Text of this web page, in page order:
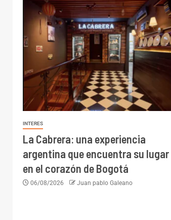
INTERES
La Cabrera: una experiencia
argentina que encuentra su lugar
en el corazón de Bogotá
06/08/2026 Juan pablo Galeano